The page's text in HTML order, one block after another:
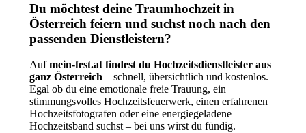
Du möchtest deine Traumhochzeit in
Österreich feiern und suchst noch nach den
passenden Dienstleistern?
Aufmein-fest.at findest du Hochzeitsdienstleister aus
ganz Österreich– schnell, übersichtlich und kostenlos.
Egal ob du eine emotionale freie Trauung, ein
stimmungsvolles Hochzeitsfeuerwerk, einen erfahrenen
Hochzeitsfotografen oder eine energiegeladene
Hochzeitsband suchst – bei uns wirst du fündig.